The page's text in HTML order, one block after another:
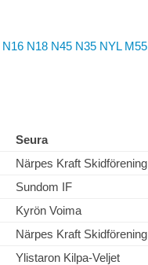
N16 N18 N45 N35 NYL M55
Seura
Närpes Kraft Skidförening
Sundom IF
Kyrön Voima
Närpes Kraft Skidförening
Ylistaron Kilpa-Veljet